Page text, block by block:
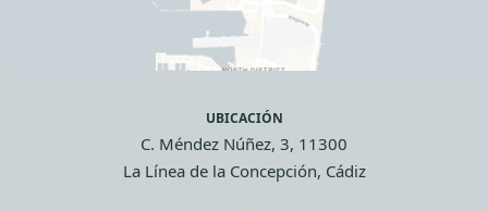
UBICACIÓN
C. Méndez Núñez, 3, 11300
La Línea de la Concepción, Cádiz